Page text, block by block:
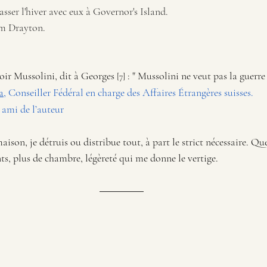
l'hiver avec eux à Governor's Island.
Drayton.
Mussolini, dit à Georges [7] : " Mussolini ne veut pas la guerre
, Conseiller Fédéral en charge des Affaires Étrangères suisses.
de l’auteur
je détruis ou distribue tout, à part le strict nécessaire.
plus de chambre, légèreté qui me donne le vertige.